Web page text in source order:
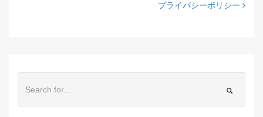
プライバシーポリシー